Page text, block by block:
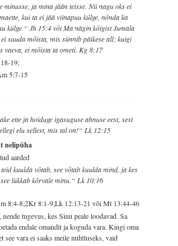
minusse, ja mina jään teisse. Nii nagu oks ei
kui ta ei jää viinapuu külge, nõnda ka
külge.“ Jh 15:4 või Ma nägin kõigist Jumala
ei suuda mõista, mis sünnib päikese all; kuigi
vaeva, ei mõista ta ometi. Kg 8:17
19;
5:7-15
ette ja hoiduge igasuguse ahnuse eest, sest
elu sellest, mis tal on!“ Lk 12:15
nelipüha
aarded
kuulda võtab, see võtab kuulda mind, ja kes
lükkab kõrvale minu.“ Lk 10:16
8:4-8;2Kr 8:1-9;Lk 12:13-21 või Mt 13:44-46
tugevus, kes Sinu peale loodavad. Sa
endale omandit ja koguda vara. Kingi oma
see vara ei saaks meile nuhtluseks, vaid